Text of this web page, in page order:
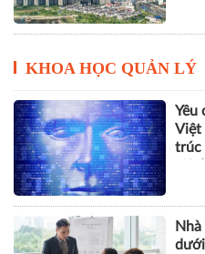
KHOA HỌC QUẢN LÝ
Yêu
Việt
trúc